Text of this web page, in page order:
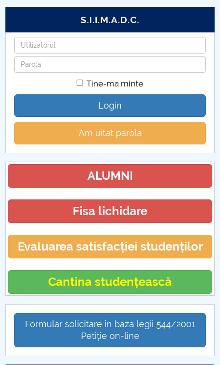
S.I.I.M.A.D.C.
Utilizatorul
Parola
Tine-ma minte
Login
Am uitat parola
ALUMNI
Fisa lichidare
Evaluarea satisfacției studenților
Cantina studențească
Formular solicitare în baza legii 544/2001
Petiție on-line